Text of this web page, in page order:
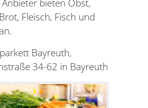
Anbieter bieten Obst,
Fleisch, Fisch und
Bayreuth,
34-62 in Bayreuth